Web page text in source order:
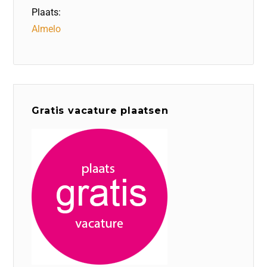
Plaats:
Almelo
Gratis vacature plaatsen